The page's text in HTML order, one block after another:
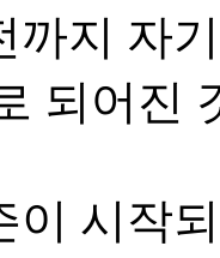
까지 자
되어진
이 시작